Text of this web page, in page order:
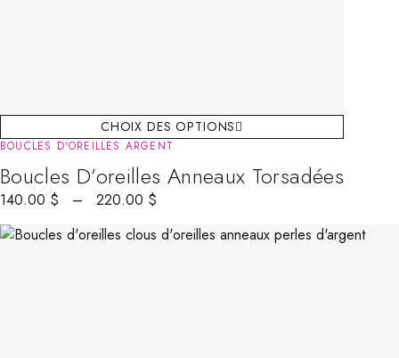
CHOIX DES OPTIONS
BOUCLES D'OREILLES ARGENT
Boucles D’oreilles Anneaux Torsadées
140.00 $ – 220.00 $